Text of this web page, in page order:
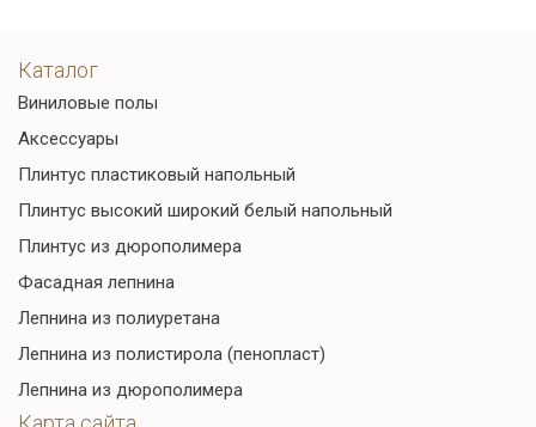
Каталог
Виниловые полы
Аксессуары
Плинтус пластиковый напольный
Плинтус высокий широкий белый напольный
Плинтус из дюрополимера
Фасадная лепнина
Лепнина из полиуретана
Лепнина из полистирола (пенопласт)
Лепнина из дюрополимера